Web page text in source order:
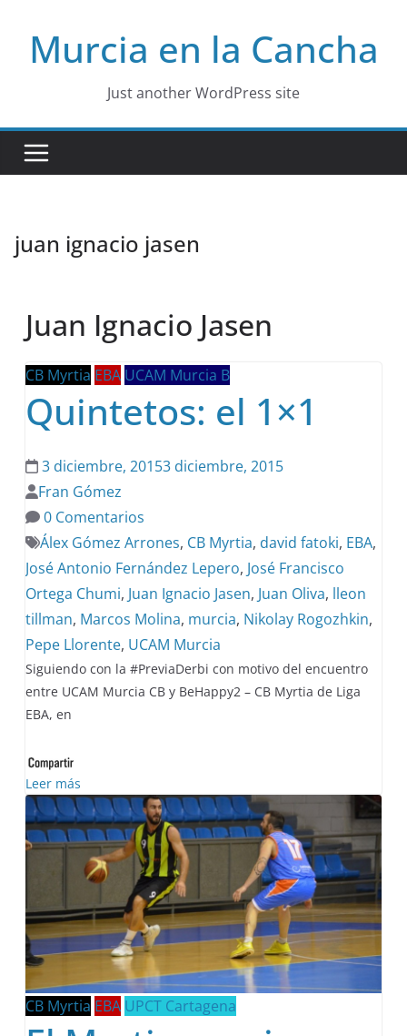
contentMurcia en la Cancha
Just another WordPress site
juan ignacio jasen
Juan Ignacio Jasen
CB Myrtia EBA UCAM Murcia B
Quintetos: el 1×1
3 diciembre, 20153 diciembre, 2015
Fran Gómez
0 Comentarios
Álex Gómez Arrones, CB Myrtia, david fatoki, EBA,
José Antonio Fernández Lepero, José Francisco
Ortega Chumi, Juan Ignacio Jasen, Juan Oliva, lleon
tillman, Marcos Molina, murcia, Nikolay Rogozhkin,
Pepe Llorente, UCAM Murcia
Siguiendo con la #PreviaDerbi con motivo del encuentro
entre UCAM Murcia CB y BeHappy2 – CB Myrtia de Liga
EBA, en
Leer más
CB Myrtia EBA UPCT Cartagena